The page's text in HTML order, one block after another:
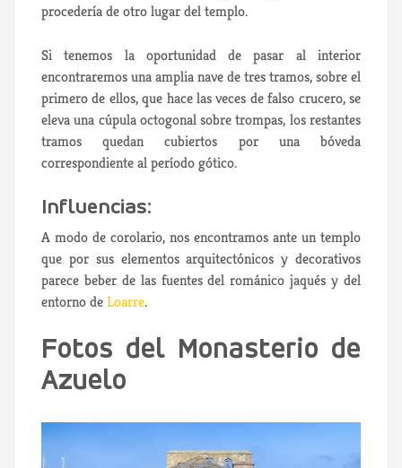
procedería de otro lugar del templo.
Si tenemos la oportunidad de pasar al interior
encontraremos una amplia nave de tres tramos, sobre el
primero de ellos, que hace las veces de falso crucero, se
eleva una cúpula octogonal sobre trompas, los restantes
tramos quedan cubiertos por una bóveda
correspondiente al período gótico.
Influencias:
A modo de corolario, nos encontramos ante un templo
que por sus elementos arquitectónicos y decorativos
parece beber de las fuentes del románico jaqués y del
entorno deLoarre.
Fotos del Monasterio de
Azuelo